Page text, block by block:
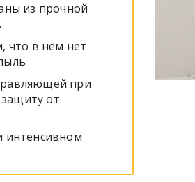
из прочной
что в нем нет
при
от
интенсивном